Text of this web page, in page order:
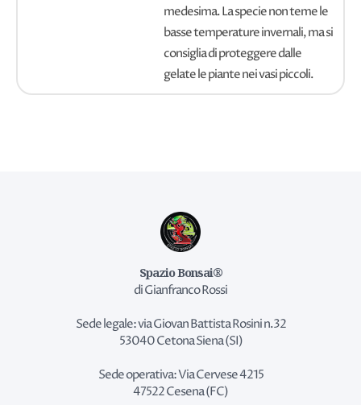
medesima. La specie non teme le
basse temperature invernali, ma si
consiglia di proteggere dalle
gelate le piante nei vasi piccoli.
Spazio Bonsai®
di Gianfranco Rossi
Sede legale: via Giovan Battista Rosini n.32
53040 Cetona Siena (SI)
Sede operativa: Via Cervese 4215
47522 Cesena (FC)